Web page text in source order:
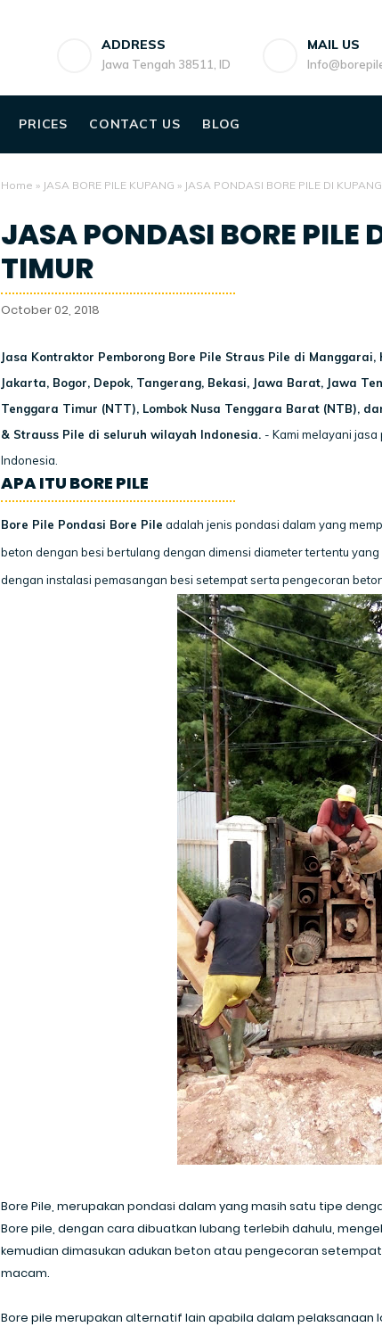
ADDRESS
Jawa Tengah 38511, ID
MAIL US
PRICES CONTACT US BLOG
Home » JASA BORE PILE KUPANG » JASA PONDASI BORE PILE DI
JASA PONDASI BORE PILE
TIMUR
October 02, 2018
Jasa Kontraktor Pemborong Bore Pile Straus Pile di
Jakarta, Bogor, Depok, Tangerang, Bekasi, Jawa Barat, Jawa
Tenggara Timur (NTT), Lombok Nusa Tenggara Barat (NTB),
& Strauss Pile di seluruh wilayah Indonesia. - Kami melayani
Indonesia.
APA ITU BORE PILE
Bore Pile Pondasi Bore Pile adalah jenis pondasi dalam yang
beton dengan besi bertulang dengan dimensi diameter tertentu
dengan instalasi pemasangan besi setempat serta pengecoran
Bore Pile, merupakan pondasi dalam yang masih satu tipe
Bore pile, dengan cara dibuatkan lubang terlebih dahulu,
kemudian dimasukan adukan beton atau pengecoran
macam.
Bore pile merupakan alternatif lain apabila dalam pelaksanaan